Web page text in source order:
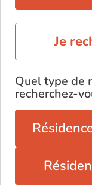
Je
Quel type de
recherchez-